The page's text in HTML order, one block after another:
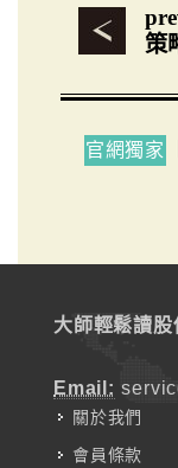
策
官網獨家
大師輕鬆讀股
Email:
關於我們
會員條款